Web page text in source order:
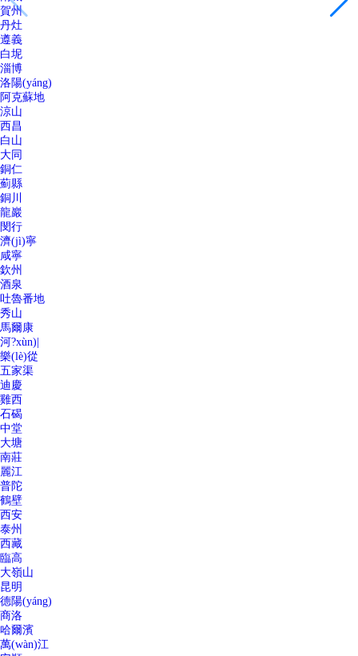
賀州
丹灶
遵義
白坭
淄博
洛陽(yáng)
阿克蘇地
涼山
西昌
白山
大同
銅仁
薊縣
銅川
龍巖
閔行
濟(jì)寧
咸寧
欽州
酒泉
吐魯番地
秀山
馬爾康
河?xùn)|
樂(lè)從
五家渠
迪慶
雞西
石碣
中堂
大塘
南莊
麗江
普陀
鶴壁
西安
泰州
西藏
臨高
大嶺山
昆明
德陽(yáng)
商洛
哈爾濱
萬(wàn)江